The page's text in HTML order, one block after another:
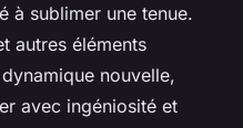
à sublimer une tenue.
autres éléments
nouvelle,
avec ingéniosité et